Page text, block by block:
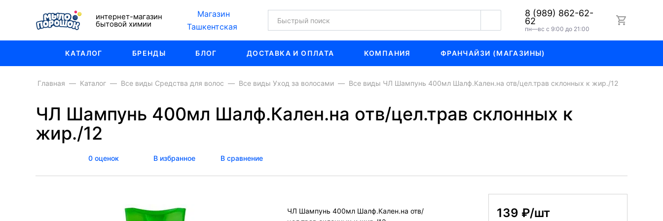
интернет-магазин
бытовой химии
Магазин
Ташкентская
8 (989) 862-62-
62
пн—вс с 9:00 до 21:00
КАТАЛОГ БРЕНДЫ БЛОГ ДОСТАВКА И ОПЛАТА КОМПАНИЯ ФРАНЧАЙЗИ (МАГАЗИНЫ)
Главная Каталог Все виды Средства для волос Все виды Уход за волосами Все виды ЧЛ Шампунь 400мл Шалф.Кален.на отв/цел.трав склонных к жир./12
ЧЛ Шампунь 400мл Шалф.Кален.на отв/цел.трав склонных к
жир./12
0 оценок В избранное В сравнение
ЧЛ Шампунь 400мл Шалф.Кален.на отв/
139 ₽/шт